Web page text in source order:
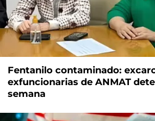
Fentanilo contaminado:
exfuncionarias de ANMAT
semana